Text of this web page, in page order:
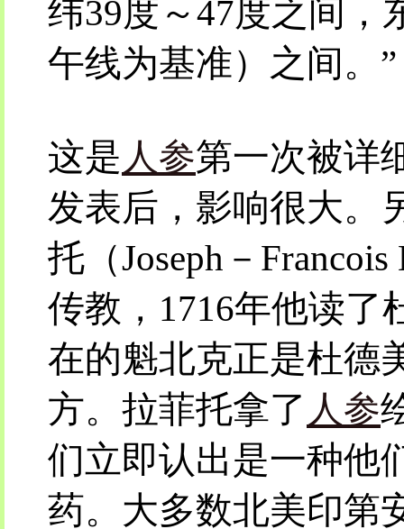
纬39度～47度之间，
午线为基准）之间。”
这是 人参第一次被详
发表后，影响很大。
托（Joseph－
传教，1716年他读了
在的魁北克正是杜德
方。拉菲托拿了 人参
们立即认出是一种他
药。大多数北美印第